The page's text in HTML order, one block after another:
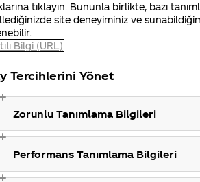
ulaşabilirsiniz. İlginiz için
tıklayın. Bununla birlikte, bazı
site deneyiminiz ve
Bilgi (URL)
Tercihlerini Yönet
Zorunlu Tanımlama Bilgileri
Performans Tanımlama Bilgileri